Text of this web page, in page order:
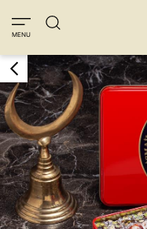
Üye Girişi
MENU